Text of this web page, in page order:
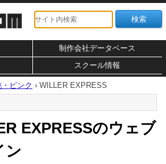
制作会社データベース
スクール情報
・ピンク › WILLER EXPRESS
EXPRESSのウェブ
ン